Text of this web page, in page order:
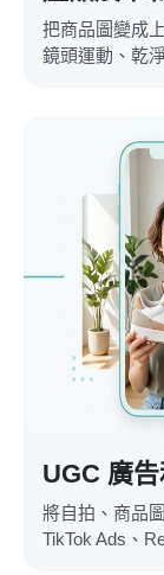
把商品圖變成
鏡頭運動、乾
UGC 廣
將自拍、商品
TikTok Ads、